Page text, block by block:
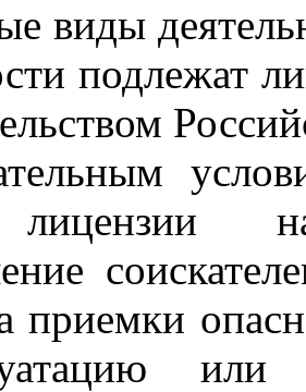
виды
подлежат
приемки
или